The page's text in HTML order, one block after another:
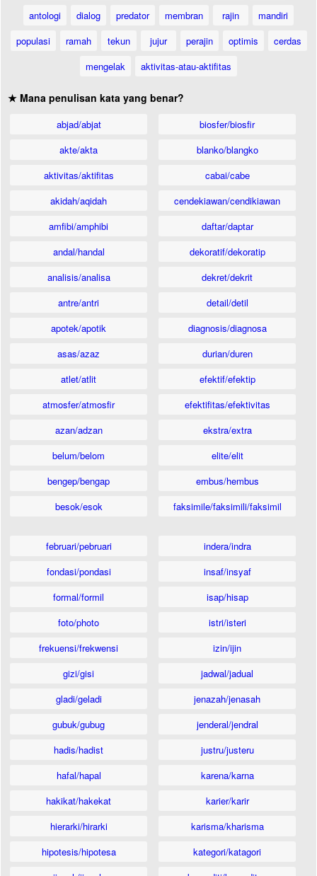
antologi
dialog predator membran rajin
mandiri
populasi
ramah tekun jujur perajin optimis
cerdas
mengelak
aktivitas-atau-aktifitas
★ Mana penulisan kata yang benar?
abjad/abjat
akte/akta
aktivitas/aktifitas
akidah/aqidah
amfibi/amphibi
andal/handal
analisis/analisa
antre/antri
apotek/apotik
asas/azaz
atlet/atlit
atmosfer/atmosfir
azan/adzan
belum/belom
bengep/bengap
besok/esok
biosfer/biosfir
blanko/blangko
cabai/cabe
cendekiawan/cendikiawan
daftar/daptar
dekoratif/dekoratip
dekret/dekrit
detail/detil
diagnosis/diagnosa
durian/duren
efektif/efektip
efektifitas/efektivitas
ekstra/extra
elite/elit
embus/hembus
faksimile/faksimili/faksimil
februari/pebruari
fondasi/pondasi
formal/formil
foto/photo
frekuensi/frekwensi
gizi/gisi
gladi/geladi
gubuk/gubug
hadis/hadist
hafal/hapal
hakikat/hakekat
hierarki/hirarki
hipotesis/hipotesa
indera/indra
insaf/insyaf
isap/hisap
istri/isteri
izin/ijin
jadwal/jadual
jenazah/jenasah
jenderal/jendral
justru/justeru
karena/karna
karier/karir
karisma/kharisma
kategori/katagori